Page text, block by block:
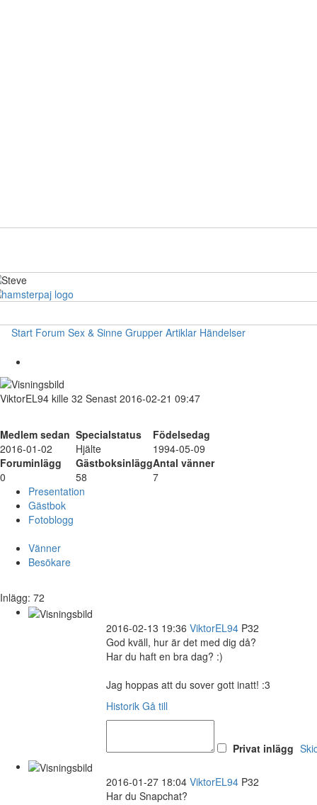
Start Forum Sex & Sinne Grupper Artiklar Händelser
ViktorEL94 kille 32 Senast 2016-02-21 09:47
Medlem sedan Specialstatus
Födelsedag
2016-01-02
Hjälte
1994-05-09
Foruminlägg
GästboksinläggAntal vänner
0
58
7
Presentation
Gästbok
Fotoblogg
Vänner
Besökare
Inlägg: 72
2016-02-13 19:36 ViktorEL94 P32
God kväll, hur är det med dig då?
Har du haft en bra dag? :)
Jag hoppas att du sover gott inatt! :3
Historik Gå till
Privat inlägg
2016-01-27 18:04 ViktorEL94 P32
Har du Snapchat?